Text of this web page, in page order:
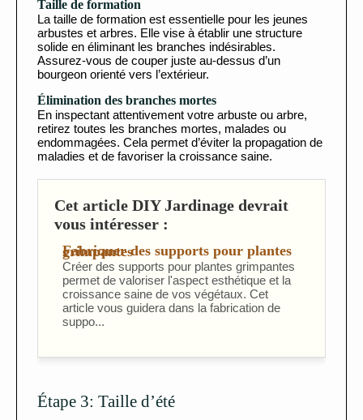
Taille de formation
La taille de formation est essentielle pour les jeunes
arbustes et arbres. Elle vise à établir une structure
solide en éliminant les branches indésirables.
Assurez-vous de couper juste au-dessus d’un
bourgeon orienté vers l’extérieur.
Élimination des branches mortes
En inspectant attentivement votre arbuste ou arbre,
retirez toutes les branches mortes, malades ou
endommagées. Cela permet d’éviter la propagation de
maladies et de favoriser la croissance saine.
Cet article DIY Jardinage devrait
vous intéresser :
Fabriquer des supports pour plantes grimpantes
Créer des supports pour plantes grimpantes
permet de valoriser l'aspect esthétique et la
croissance saine de vos végétaux. Cet
article vous guidera dans la fabrication de
suppo...
Étape 3: Taille d’été